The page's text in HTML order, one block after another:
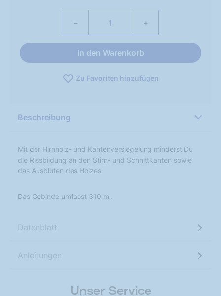
− +
In den Warenkorb
Zu Favoriten hinzufügen
Beschreibung
Mit der Hirnholz- und Kantenversiegelung minderst Du
die Rissbildung an den Stirn- und Schnittkanten sowie
das Ausbluten des Holzes.
Das Gebinde umfasst 310 ml.
Datenblatt
Anleitungen
Unser Service